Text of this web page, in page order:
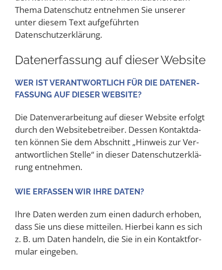
The­ma Daten­schutz ent­neh­men Sie unse­rer
unter die­sem Text auf­ge­führ­ten
Datenschutzerklärung.
Daten­er­fas­sung auf die­ser Website
WER IST VER­ANT­WORT­LICH FÜR DIE DATEN­ER­
FAS­SUNG AUF DIE­SER WEBSITE?
Die Daten­ver­ar­bei­tung auf die­ser Web­site erfolgt
durch den Web­site­be­trei­ber. Des­sen Kon­takt­da­
ten kön­nen Sie dem Abschnitt „Hin­weis zur Ver­
ant­wort­li­chen Stel­le“ in die­ser Daten­schutz­er­klä­
rung entnehmen.
WIE ERFAS­SEN WIR IHRE DATEN?
Ihre Daten wer­den zum einen dadurch erho­ben,
dass Sie uns die­se mit­tei­len. Hier­bei kann es sich
z. B. um Daten han­deln, die Sie in ein Kon­takt­for­
mu­lar eingeben.